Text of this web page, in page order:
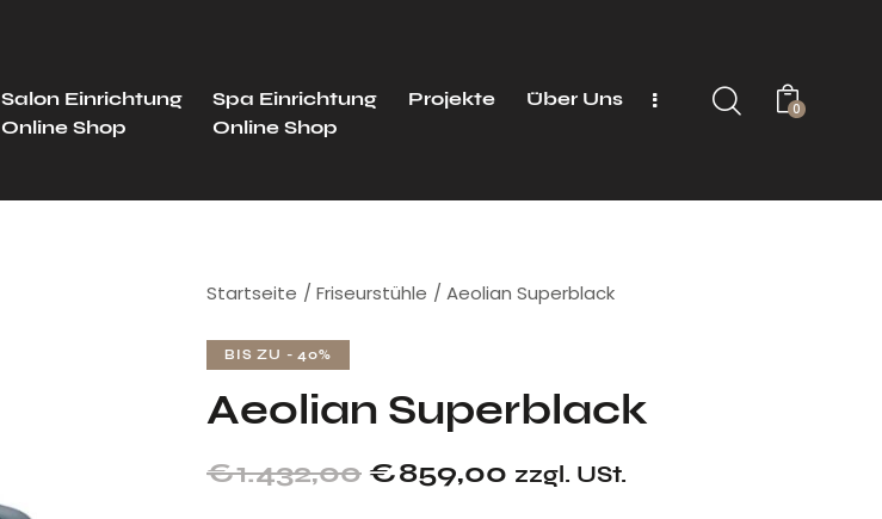
Salon Einrichtung
Online Shop
Spa Einrichtung
Online Shop
Projekte Über Uns 0
Startseite Friseurstühle Aeolian Superblack
BIS ZU - 40%
Aeolian Superblack
€1.432,00 €859,00 zzgl. USt.